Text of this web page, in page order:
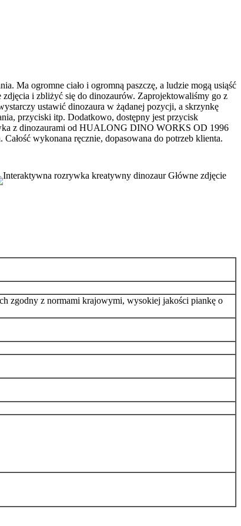
Ma ogromne ciało i ogromną paszczę, a ludzie mogą usiąść
zdjęcia i zbliżyć się do dinozaurów. Zaprojektowaliśmy go z
ustawić dinozaura w żądanej pozycji, a skrzynkę
przyciski itp. Dodatkowo, dostępny jest przycisk
z dinozaurami od HUALONG DINO WORKS OD 1996
wykonana ręcznie, dopasowana do potrzeb klienta.
zgodny z normami krajowymi, wysokiej jakości piankę o